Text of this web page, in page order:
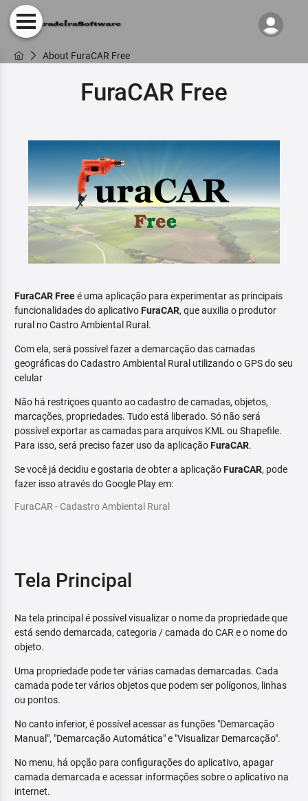
About FuraCAR Free
FuraCAR Free
FuraCAR Freeé uma aplicação para experimentar as principais
funcionalidades do aplicativoFuraCAR, que auxilia o produtor
rural no Castro Ambiental Rural.
Com ela, será possível fazer a demarcação das camadas
geográficas do Cadastro Ambiental Rural utilizando o GPS do seu
celular
Não há restriçoes quanto ao cadastro de camadas, objetos,
marcações, propriedades. Tudo está liberado. Só não será
possível exportar as camadas para arquivos KML ou Shapefile.
Para isso, será preciso fazer uso da aplicaçãoFuraCAR.
Se você já decidiu e gostaria de obter a aplicaçãoFuraCAR, pode
fazer isso através do Google Play em:
FuraCAR - Cadastro Ambiental Rural
Tela Principal
Na tela principal é possível visualizar o nome da propriedade que
está sendo demarcada, categoria / camada do CAR e o nome do
objeto.
Uma propriedade pode ter várias camadas demarcadas. Cada
camada pode ter vários objetos que podem ser polígonos, linhas
ou pontos.
No canto inferior, é possível acessar as funções "Demarcação
Manual", "Demarcação Automática" e "Visualizar Demarcação".
No menu, há opção para configurações do aplicativo, apagar
camada demarcada e acessar informações sobre o aplicativo na
internet.